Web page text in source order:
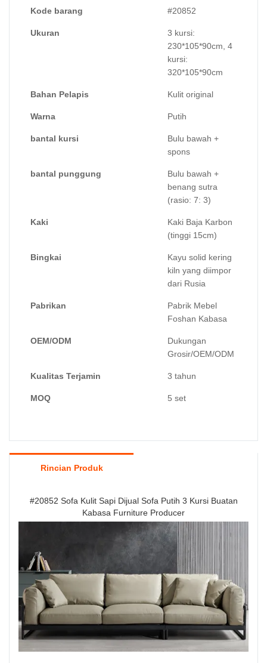
grosir langsung untuk setiap pelanggan agar
mereka puas.
Kode barang #20852
Ukuran
3 kursi:
230*105*90cm, 4
kursi:
320*105*90cm
Bahan Pelapis Kulit original
Warna Putih
bantal kursi
Bulu bawah +
spons
bantal punggung
Bulu bawah +
benang sutra
(rasio: 7: 3)
Kaki
Kaki Baja Karbon
(tinggi 15cm)
Bingkai
Kayu solid kering
kiln yang diimpor
dari Rusia
Pabrikan
Pabrik Mebel
Foshan Kabasa
OEM/ODM
Dukungan
Grosir/OEM/ODM
Kualitas Terjamin 3 tahun
MOQ 5 set
Rincian Produk
#20852 Sofa Kulit Sapi Dijual Sofa Putih 3 Kursi Buatan
Kabasa Furniture Producer